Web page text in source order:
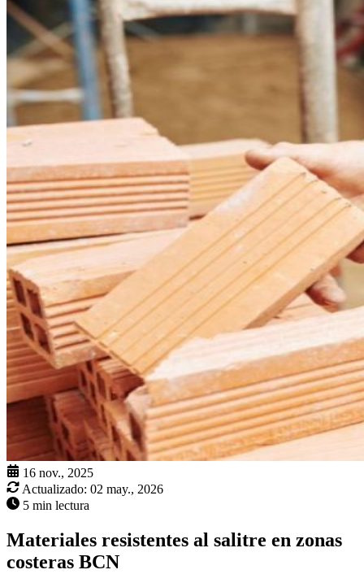
16 nov., 2025
Actualizado: 02 may., 2026
5 min lectura
Materiales resistentes al salitre en zonas
costeras BCN